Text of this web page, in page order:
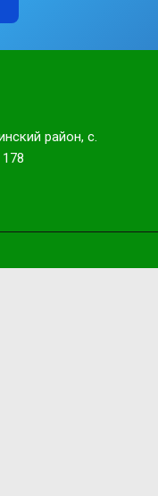
район, с.